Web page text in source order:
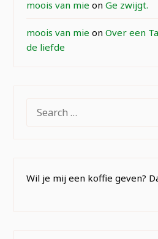
moois van mie onGe zwijgt.
moois van mie onOver een
de liefde
FOR:
Wil je mij een koffie geven?